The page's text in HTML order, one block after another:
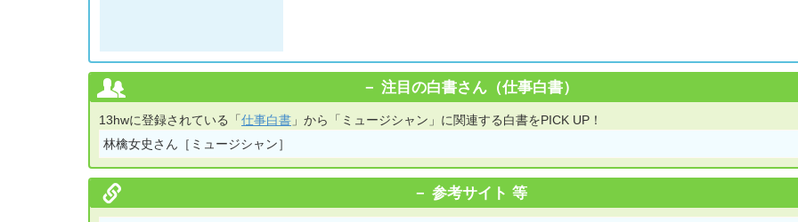
注目の白書さん（仕事白書）
13hwに登録されている「仕事白書 」から「ミュージシャン」に関連する白書をPICK UP！
林檎女史さん［ミュージシャン］
参考サイト 等